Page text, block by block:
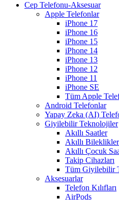
Cep Telefonu-Aksesuar
Apple Telefonlar
iPhone 17
iPhone 16
iPhone 15
iPhone 14
iPhone 13
iPhone 12
iPhone 11
iPhone SE
Tüm Apple
Android Telefonlar
Yapay Zeka (AI)
Giyilebilir Teknolojiler
Akıllı Saatler
Akıllı Bileklikler
Akıllı Çocuk
Takip Cihazları
Tüm Giyilebilir
Aksesuarlar
Telefon Kılıfları
AirPods